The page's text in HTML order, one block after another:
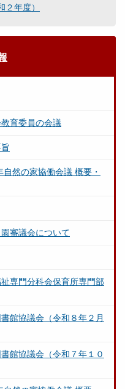
年度）
育委員の会議
然の家協働会議 概要・
審議会について
専門分科会保育所専門部
館協議会（令和８年２月
館協議会（令和７年１０